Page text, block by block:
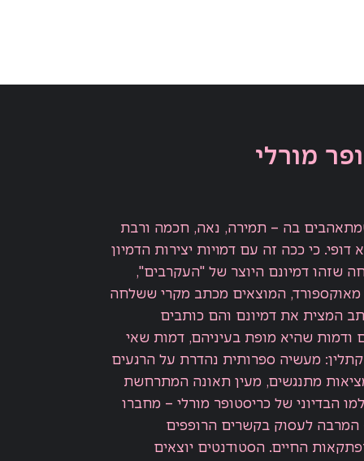
מורלי
בה – תמירה, נאה, חכמה ורבת
כי ככה זה עם דמויות יצירות הדמיון
שזהו דמיונם היוצר של "העקרבים",
מאוקספורד, המוצאים מכתב מקרי ששלחה
המצית את דמיונם והם כותבים
ודמות שהיא מופת בעיניהם, דמות שאי
מעשיה ספרותית נהדרת על הרגעים
מתנגשים, מעין תאונה המתרחשת
הבדיוני של כריסטופר מורלי – מחברו
המרבה לעסוק בקשרים הרופפים
החיים. הסטודנטים יוצאים